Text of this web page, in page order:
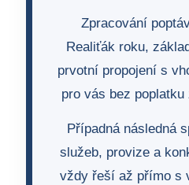
Zpracování
Realiťák roku,
prvotní propojení s
pro vás bez
Případná následná
služeb, provize a
vždy řeší až přímo s